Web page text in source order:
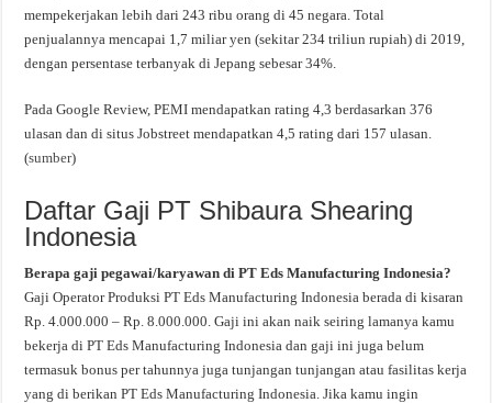
mempekerjakan lebih dari 243 ribu orang di 45 negara. Total
penjualannya mencapai 1,7 miliar yen (sekitar 234 triliun rupiah) di 2019,
dengan persentase terbanyak di Jepang sebesar 34%.
Pada Google Review, PEMI mendapatkan rating 4,3 berdasarkan 376
ulasan dan di situs Jobstreet mendapatkan 4,5 rating dari 157 ulasan.
(sumber)
Daftar Gaji PT Shibaura Shearing
Indonesia
Berapa gaji pegawai/karyawan di PT Eds Manufacturing Indonesia?
Gaji Operator Produksi PT Eds Manufacturing Indonesia berada di kisaran
Rp. 4.000.000 – Rp. 8.000.000. Gaji ini akan naik seiring lamanya kamu
bekerja di PT Eds Manufacturing Indonesia dan gaji ini juga belum
termasuk bonus per tahunnya juga tunjangan tunjangan atau fasilitas kerja
yang di berikan PT Eds Manufacturing Indonesia. Jika kamu ingin